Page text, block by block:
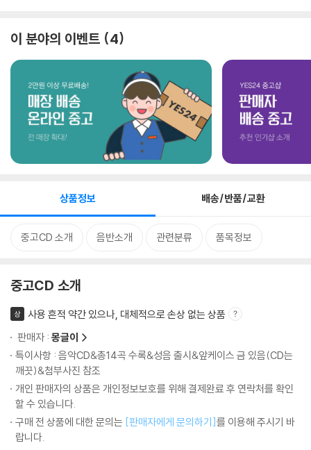
이 분야의 이벤트 4
상품정보 배송/반품/교환
중고CD 소개 음반소개 관련분류 품목정보
중고CD 소개
상
사용 흔적 약간 있으나, 대체적으로 손상 없는 상품
판매자 : 몽글이
특이사항 : 음악CD&총14곡 수록&성음 출시&앞케이스 금 있음(CD는
깨끗)&첨부사진 참조
개인 판매자의 상품은 개인정보보호를 위해 결제완료 후 연락처를 확인
할 수 있습니다.
구매 전 상품에 대한 문의는 [판매자에게 문의하기]를 이용해 주시기 바
랍니다.